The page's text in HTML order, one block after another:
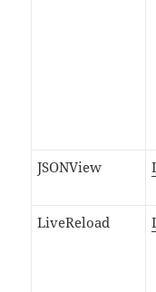
JSONView
LiveReload